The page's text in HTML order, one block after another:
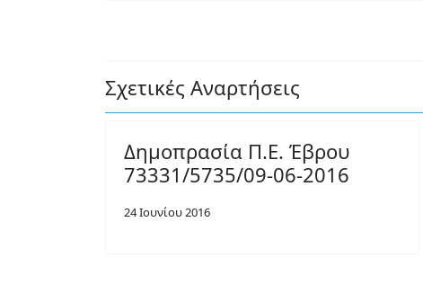
Σχετικές Αναρτήσεις
Δημοπρασία Π.Ε. Έβρου
73331/5735/09-06-2016
24 Ιουνίου 2016